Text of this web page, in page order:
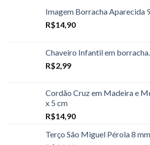
Imagem Borracha Aparecida
R$14,90
Chaveiro Infantil em
R$2,99
Cordão Cruz em Madeira e
x 5 cm
R$14,90
Terço São Miguel Pérola 8